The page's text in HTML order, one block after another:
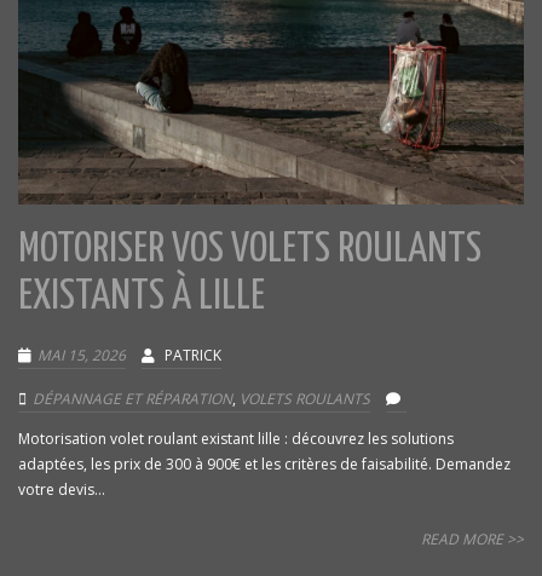
MOTORISER VOS VOLETS ROULANTS
EXISTANTS À LILLE
MAI 15, 2026 PATRICK
DÉPANNAGE ET RÉPARATION, VOLETS ROULANTS
Motorisation volet roulant existant lille : découvrez les solutions
adaptées, les prix de 300 à 900€ et les critères de faisabilité. Demandez
votre devis...
READ MORE >>